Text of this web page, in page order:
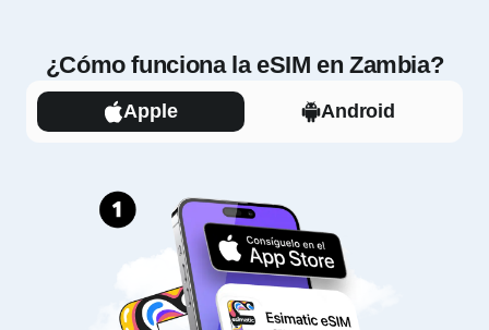
¿Cómo funciona la eSIM en Zambia?
Apple Android